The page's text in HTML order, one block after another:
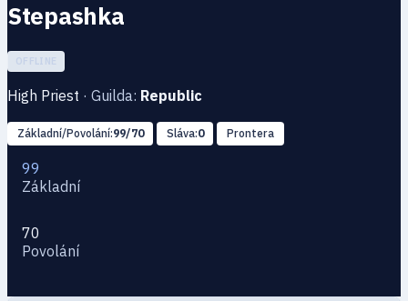
Stepashka
OFFLINE
High Priest · Guilda: Republic
Základní/Povolání:99/70 Sláva:0 Prontera
99
Základní
70
Povolání